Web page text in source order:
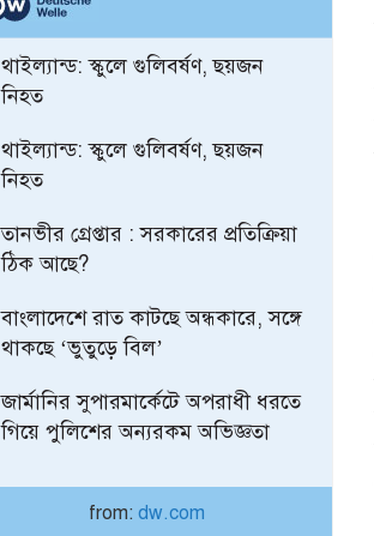
থাইল্যান্ড: স্কুলে গুলিবর্ষণ, ছয়জন
নিহত
থাইল্যান্ড: স্কুলে গুলিবর্ষণ, ছয়জন
নিহত
তানভীর গ্রেপ্তার : সরকারের প্রতিক্রিয়া
ঠিক আছে?
বাংলাদেশে রাত কাটছে অন্ধকারে, সঙ্গে
থাকছে ‘ভুতুড়ে বিল’
জার্মানির সুপারমার্কেটে অপরাধী ধরতে
গিয়ে পুলিশের অন্যরকম অভিজ্ঞতা
from: dw.com